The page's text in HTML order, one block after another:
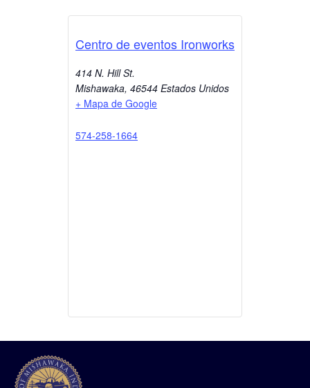
Centro de eventos Ironworks
414 N. Hill St.
Mishawaka, 46544 Estados Unidos
+ Mapa de Google
574-258-1664